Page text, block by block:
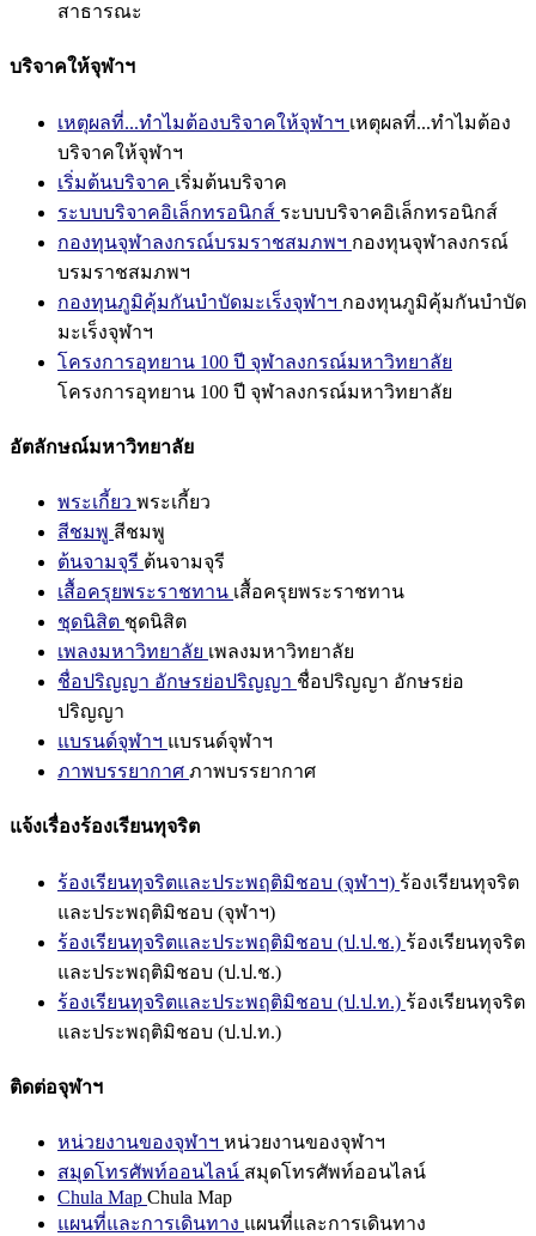
สาธารณะ
บริจาคให้จุฬาฯ
เหตุผลที่...ทำไมต้องบริจาคให้จุฬาฯ เหตุผลที่...ทำไมต้อง
บริจาคให้จุฬาฯ
เริ่มต้นบริจาค เริ่มต้นบริจาค
ระบบบริจาคอิเล็กทรอนิกส์ ระบบบริจาคอิเล็กทรอนิกส์
กองทุนจุฬาลงกรณ์บรมราชสมภพฯ กองทุนจุฬาลงกรณ์
บรมราชสมภพฯ
กองทุนภูมิคุ้มกันบำบัดมะเร็งจุฬาฯ กองทุนภูมิคุ้มกันบำบัด
มะเร็งจุฬาฯ
โครงการอุทยาน 100 ปี จุฬาลงกรณ์มหาวิทยาลัย
โครงการอุทยาน 100 ปี จุฬาลงกรณ์มหาวิทยาลัย
อัตลักษณ์มหาวิทยาลัย
พระเกี้ยว พระเกี้ยว
สีชมพู สีชมพู
ต้นจามจุรี ต้นจามจุรี
เสื้อครุยพระราชทาน เสื้อครุยพระราชทาน
ชุดนิสิต ชุดนิสิต
เพลงมหาวิทยาลัย เพลงมหาวิทยาลัย
ชื่อปริญญา อักษรย่อปริญญา ชื่อปริญญา อักษรย่อ
ปริญญา
แบรนด์จุฬาฯ แบรนด์จุฬาฯ
ภาพบรรยากาศ ภาพบรรยากาศ
แจ้งเรื่องร้องเรียนทุจริต
ร้องเรียนทุจริตและประพฤติมิชอบ (จุฬาฯ) ร้องเรียนทุจริต
และประพฤติมิชอบ (จุฬาฯ)
ร้องเรียนทุจริตและประพฤติมิชอบ (ป.ป.ช.) ร้องเรียนทุจริต
และประพฤติมิชอบ (ป.ป.ช.)
ร้องเรียนทุจริตและประพฤติมิชอบ (ป.ป.ท.) ร้องเรียนทุจริต
และประพฤติมิชอบ (ป.ป.ท.)
ติดต่อจุฬาฯ
หน่วยงานของจุฬาฯ หน่วยงานของจุฬาฯ
สมุดโทรศัพท์ออนไลน์ สมุดโทรศัพท์ออนไลน์
Chula Map Chula Map
แผนที่และการเดินทาง แผนที่และการเดินทาง